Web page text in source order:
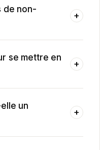
de non-
+
se mettre en
+
un
+